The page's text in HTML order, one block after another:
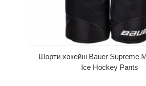
Шорти хокейні Bauer Supreme
Ice Hockey Pants